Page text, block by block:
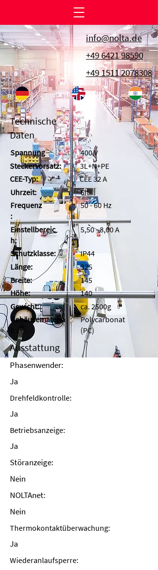
info@nolta.de
+49 6421 98590
+49 1511 2078308
Technische
Daten
Spannung
Steckervorsatz:
CEE-Typ:
Uhrzeit:
Frequenz
:
Einstellbereic
h:
Schutzklasse:
Länge:
Breite:
Höhe:
Gewicht:
Gehäusemateria
400 V
3L+N+PE
CEE 32 A
6h
50 - 60 Hz
5,50 - 8,00 A
IP44
325
145
140
ca. 2500g
Polycarbonat
(PC)
Ausstattung
Phasenwender:
Ja
Drehfeldkontrolle:
Ja
Betriebsanzeige:
Ja
Störanzeige:
Nein
NOLTAnet:
Nein
Thermokontaktüberwachung:
Ja
Wiederanlaufsperre: